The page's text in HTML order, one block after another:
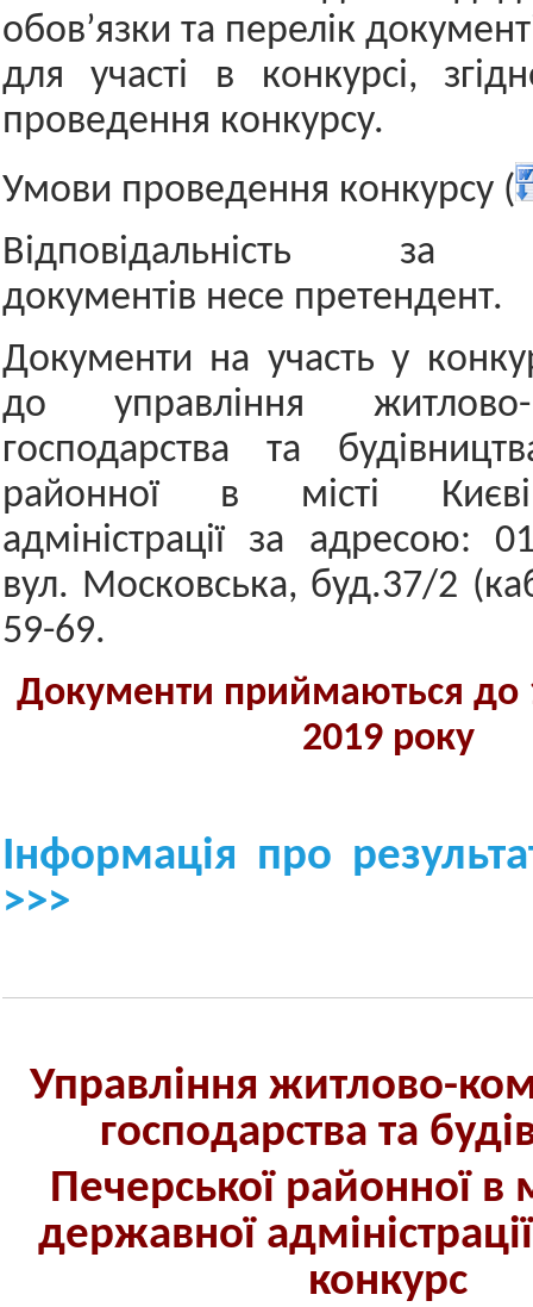
обов’язки та перелік
для участі в конкурсі,
проведення конкурсу.
Умови проведення конкурсу (
Відповідальність за
документів несе претендент.
Документи на участь у
до управління житлово-
господарства та
районної в місті
адміністрації за адресою:
вул. Московська, буд.37/2
59-69.
Документи приймаються до
2019 року
Інформація про
>>>
Управління житлово-
господарства та
Печерської районної в
державної
конкурс